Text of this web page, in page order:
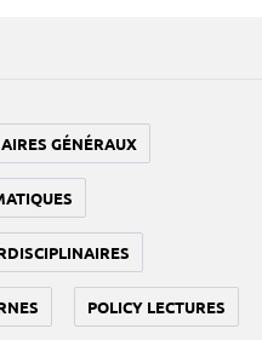
GÉNÉRAUX
POLICY LECTURES